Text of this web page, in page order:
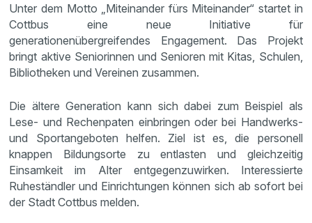
Unter dem Motto „Miteinander fürs Miteinander“ startet in
Cottbus eine neue Initiative für
generationenübergreifendes Engagement. Das Projekt
bringt aktive Seniorinnen und Senioren mit Kitas, Schulen,
Bibliotheken und Vereinen zusammen.
Die ältere Generation kann sich dabei zum Beispiel als
Lese- und Rechenpaten einbringen oder bei Handwerks-
und Sportangeboten helfen. Ziel ist es, die personell
knappen Bildungsorte zu entlasten und gleichzeitig
Einsamkeit im Alter entgegenzuwirken. Interessierte
Ruheständler und Einrichtungen können sich ab sofort bei
der Stadt Cottbus melden.